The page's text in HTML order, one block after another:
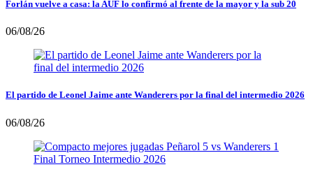
Forlán vuelve a casa: la AUF lo confirmó al frente de la mayor y la sub 20
06/08/26
El partido de Leonel Jaime ante Wanderers por la final del intermedio 2026
06/08/26